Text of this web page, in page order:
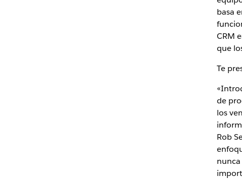
basa
CRM
que
Te
de
los
Rob